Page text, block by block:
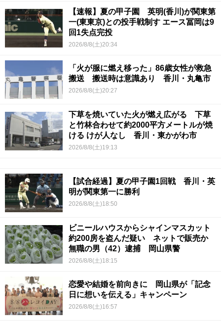
【速報】夏の甲子園 英明(香川)が関東第
一(東東京)との投手戦制す エース冨岡は9
回1失点完投
2026/8/8(土)20:34
「火が服に燃え移った」86歳女性が救急
搬送 搬送時は意識あり 香川・丸亀市
2026/8/8(土)20:27
下草を焼いていた火が燃え広がる 下草
と竹林合わせて約2000平方メートルが焼
ける けが人なし 香川・東かがわ市
2026/8/8(土)19:13
【試合経過】夏の甲子園1回戦 香川・英
明が関東第一に勝利
2026/8/8(土)18:50
ビニールハウスからシャインマスカット
約200房を盗んだ疑い ネットで販売か
無職の男（42）逮捕 岡山県警
2026/8/8(土)18:15
恋愛や結婚を前向きに 岡山県が「記念
日に想いを伝える」キャンペーン
2026/8/8(土)16:57